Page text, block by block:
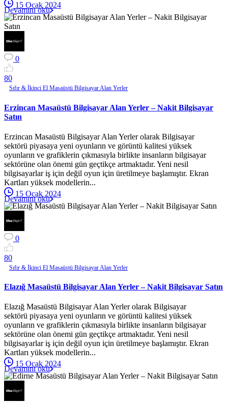
15 Ocak 2024
Devamını oku
0
80
Sıfır & İkinci El Masaüstü Bilgisayar Alan Yerler
Erzincan Masaüstü Bilgisayar Alan Yerler – Nakit Bilgisayar
Satın
Erzincan Masaüstü Bilgisayar Alan Yerler olarak Bilgisayar
sektörü piyasaya yeni oyunların ve görüntü kalitesi yüksek
oyunların ve grafiklerin çıkmasıyla birlikte insanların bilgisayar
sektörüne olan önemi gün geçtikçe artmaktadır. Yeni nesil
bilgisayarlar iş için değil oyun için üretilmeye başlamıştır. Ekran
Kartları yüksek modellerin...
15 Ocak 2024
Devamını oku
0
80
Sıfır & İkinci El Masaüstü Bilgisayar Alan Yerler
Elazığ Masaüstü Bilgisayar Alan Yerler – Nakit Bilgisayar Satın
Elazığ Masaüstü Bilgisayar Alan Yerler olarak Bilgisayar
sektörü piyasaya yeni oyunların ve görüntü kalitesi yüksek
oyunların ve grafiklerin çıkmasıyla birlikte insanların bilgisayar
sektörüne olan önemi gün geçtikçe artmaktadır. Yeni nesil
bilgisayarlar iş için değil oyun için üretilmeye başlamıştır. Ekran
Kartları yüksek modellerin...
15 Ocak 2024
Devamını oku